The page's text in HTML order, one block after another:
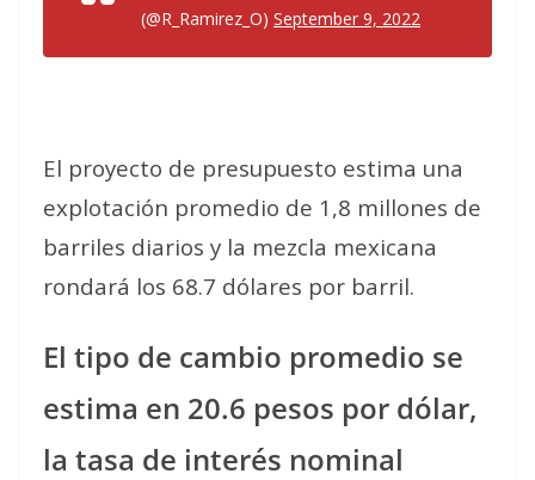
(@R_Ramirez_O) September 9, 2022
El proyecto de presupuesto estima una
explotación promedio de 1,8 millones de
barriles diarios y la mezcla mexicana
rondará los 68.7 dólares por barril.
El tipo de cambio promedio se
estima en 20.6 pesos por dólar,
la tasa de interés nominal